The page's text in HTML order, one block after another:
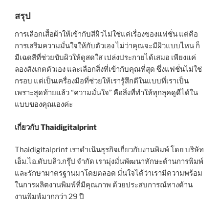
สรุป
การเลือกเสื้อผ้าให้เข้ากับสีผิวไม่ใช่แค่เรื่องของแฟชั่น แต่คือ
การเสริมความมั่นใจให้กับตัวเอง ไม่ว่าคุณจะมีผิวแบบไหน ก็
มีเฉดสีที่ช่วยขับผิวให้ดูสดใส เปล่งประกายได้เสมอ เพียงแค่
ลองสังเกตตัวเอง และเลือกสิ่งที่เข้ากับคุณที่สุด ซึ่งแฟชั่นไม่ใช่
กรอบ แต่เป็นเครื่องมือที่ช่วยให้เรารู้สึกดีในแบบที่เราเป็น
เพราะสุดท้ายแล้ว “ความมั่นใจ” คือสิ่งที่ทำให้ทุกลุคดูดีได้ใน
แบบของคุณเองค่ะ
เกี่ยวกับ Thaidigitalprint
Thaidigitalprint เราดำเนินธุรกิจเกี่ยวกับงานพิมพ์ โดย บริษัท
เอ็ม.ไอ.ดับบลิว.กรุ๊ป จำกัด เรามุ่งมั่นพัฒนาทักษะด้านการพิมพ์
และรักษามาตรฐานมาโดยตลอด มั่นใจได้ว่าเรามีความพร้อม
ในการผลิตงานพิมพ์ที่มีคุณภาพ ด้วยประสบการณ์ทางด้าน
งานพิมพ์มากกว่า 29 ปี